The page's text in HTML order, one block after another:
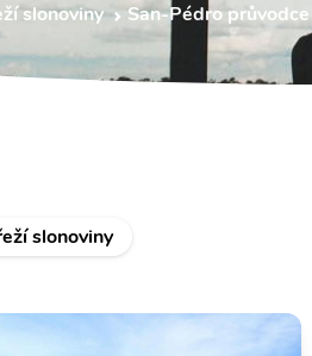
slonoviny San-Pédro průvodce
slonoviny